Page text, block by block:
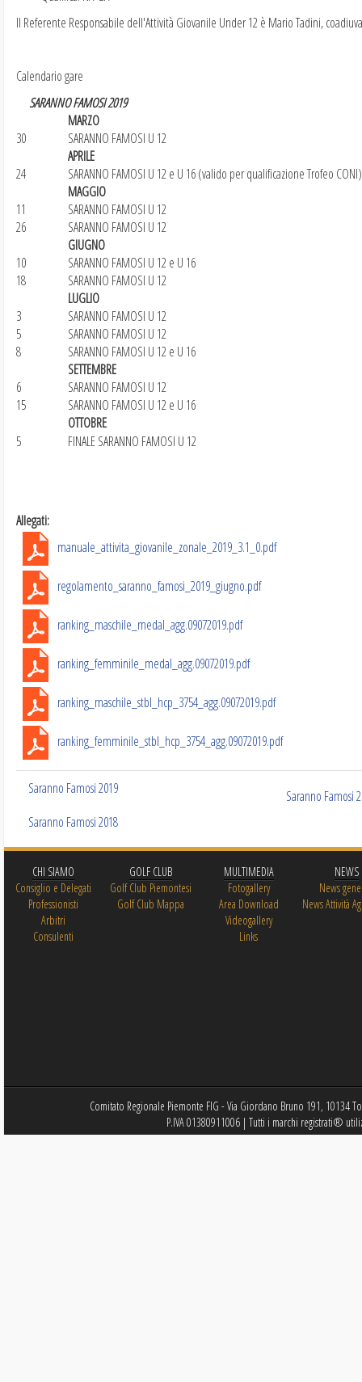
Il Referente Responsabile dell'Attività Giovanile Under 12 è Mario Tadini,
Calendario gare
SARANNO FAMOSI 2019
MARZO
30
SARANNO FAMOSI U 12
APRILE
24
SARANNO FAMOSI U 12 e U 16 (valido per qualificazione Trofeo CONI)
MAGGIO
11
SARANNO FAMOSI U 12
26
SARANNO FAMOSI U 12
GIUGNO
10
SARANNO FAMOSI U 12 e U 16
18
SARANNO FAMOSI U 12
LUGLIO
3
SARANNO FAMOSI U 12
5
SARANNO FAMOSI U 12
8
SARANNO FAMOSI U 12 e U 16
SETTEMBRE
6
SARANNO FAMOSI U 12
15
SARANNO FAMOSI U 12 e U 16
OTTOBRE
5
FINALE SARANNO FAMOSI U 12
Allegati:
manuale_attivita_giovanile_zonale_2019_3.1_0.pdf
regolamento_saranno_famosi_2019_giugno.pdf
ranking_maschile_medal_agg.09072019.pdf
ranking_femminile_medal_agg.09072019.pdf
ranking_maschile_stbl_hcp_3754_agg.09072019.pdf
ranking_femminile_stbl_hcp_3754_agg.09072019.pdf
Saranno Famosi 2019
Saranno Famosi 2018
Saranno Famosi
CHI SIAMO
Consiglio e Delegati
Professionisti
Arbitri
Consulenti
GOLF CLUB
Golf Club Piemontesi
Golf Club Mappa
MULTIMEDIA
Fotogallery
Area Download
Videogallery
Links
NEWS
News
News Attività
Comitato Regionale Piemonte FIG - Via Giordano Bruno 191, 10134
P.IVA 01380911006 | Tutti i marchi registrati®